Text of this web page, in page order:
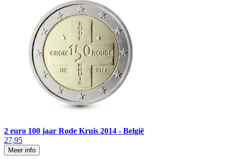
2 euro 100 jaar Rode Kruis 2014 - België
27,95
Meer info